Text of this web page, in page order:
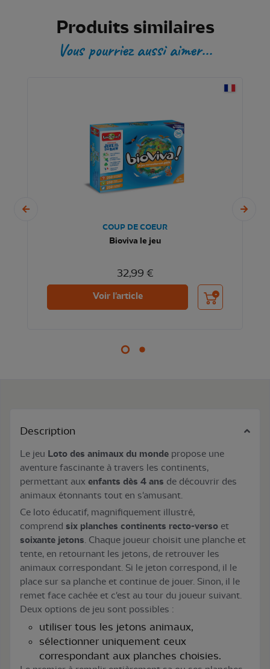
Produits similaires
Vous pourriez aussi aimer...
COUP DE COEUR
Bioviva le jeu
32,99 €
Voir l'article Ajouter au panier
Description
Le jeu Loto des animaux du monde propose une
aventure fascinante à travers les continents,
permettant aux enfants dès 4 ans de découvrir des
animaux étonnants tout en s'amusant.
Ce loto éducatif, magnifiquement illustré,
comprend six planches continents recto-verso et
soixante jetons. Chaque joueur choisit une planche et
tente, en retournant les jetons, de retrouver les
animaux correspondant. Si le jeton correspond, il le
place sur sa planche et continue de jouer. Sinon, il le
remet face cachée et c'est au tour du joueur suivant.
Deux options de jeu sont possibles :
utiliser tous les jetons animaux,
sélectionner uniquement ceux
correspondant aux planches choisies.